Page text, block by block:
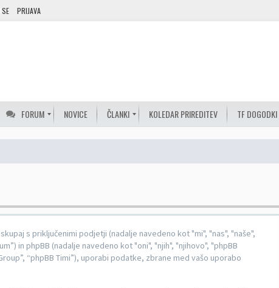
PRIJAVA
FORUM NOVICE ČLANKI KOLEDAR PRIREDITEV TF DOGODKI
s priključenimi podjetji (nadalje navedeno kot "mi", "nas", "naše",
in phpBB (nadalje navedeno kot "oni", "njih", "njihovo", "phpBB
“phpBB Timi”), uporabi podatke, zbrane med vašo uporabo